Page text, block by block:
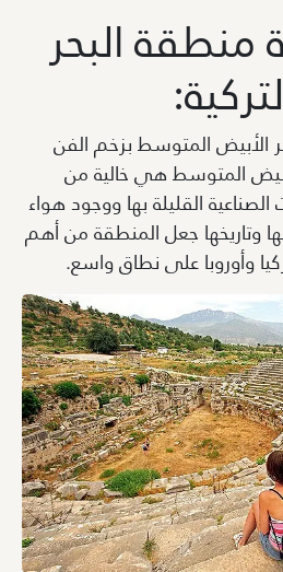
منطقة البحر
الأبيض المتوسط بزخم الفن
المتوسط هي خالية من
القليلة بها ووجود هواء
وتاريخها جعل المنطقة من أهم
وأوروبا على نطاق واسع.